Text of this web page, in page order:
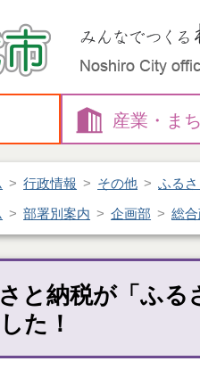
産業・ ま
行政情報 その他 ふる
部署別案内 企画部 総
と納税が「ふる
た！